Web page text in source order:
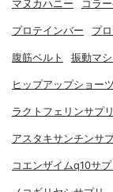
マヌカハニー コラ
プロテインバー プ
腹筋ベルト 振動マ
ヒップアップショーツ
ラクトフェリンサプリ
アスタキサンチンサ
コエンザイムq10サプ